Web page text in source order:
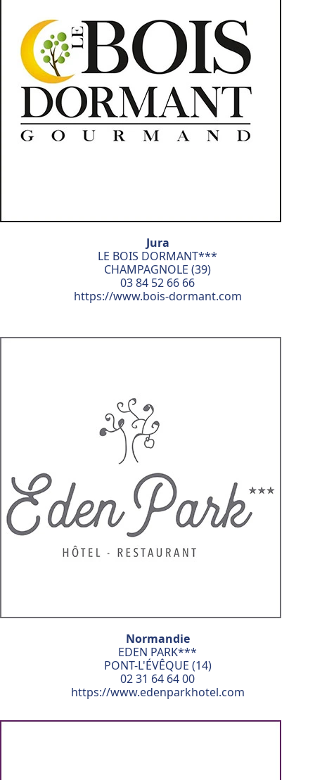
Jura
LE BOIS DORMANT***
CHAMPAGNOLE (39)
03 84 52 66 66
https://www.bois-dormant.com
Normandie
EDEN PARK***
PONT-L'ÉVÊQUE (14)
02 31 64 64 00
https://www.edenparkhotel.com